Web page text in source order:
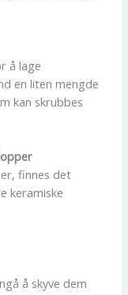
å lage
en liten mengde
kan skrubbes
finnes det
keramiske
å skyve dem